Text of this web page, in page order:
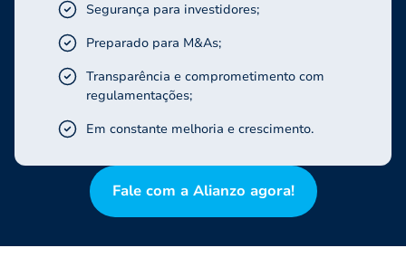
Segurança para investidores;
Preparado para M&As;
Transparência e comprometimento com
regulamentações;
Em constante melhoria e crescimento.
Fale com a Alianzo agora!